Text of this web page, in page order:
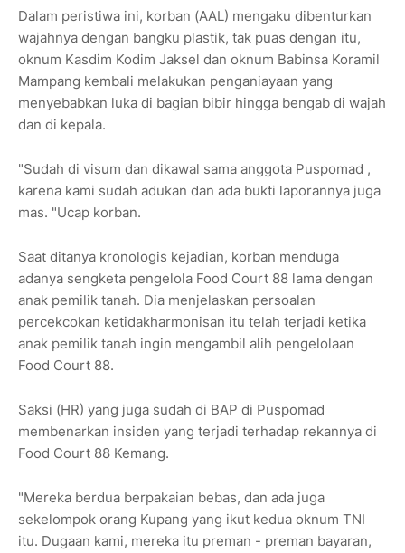
Dalam peristiwa ini, korban (AAL) mengaku dibenturkan
wajahnya dengan bangku plastik, tak puas dengan itu,
oknum Kasdim Kodim Jaksel dan oknum Babinsa Koramil
Mampang kembali melakukan penganiayaan yang
menyebabkan luka di bagian bibir hingga bengab di wajah
dan di kepala.
"Sudah di visum dan dikawal sama anggota Puspomad ,
karena kami sudah adukan dan ada bukti laporannya juga
mas. "Ucap korban.
Saat ditanya kronologis kejadian, korban menduga
adanya sengketa pengelola Food Court 88 lama dengan
anak pemilik tanah. Dia menjelaskan persoalan
percekcokan ketidakharmonisan itu telah terjadi ketika
anak pemilik tanah ingin mengambil alih pengelolaan
Food Court 88.
Saksi (HR) yang juga sudah di BAP di Puspomad
membenarkan insiden yang terjadi terhadap rekannya di
Food Court 88 Kemang.
"Mereka berdua berpakaian bebas, dan ada juga
sekelompok orang Kupang yang ikut kedua oknum TNI
itu. Dugaan kami, mereka itu preman - preman bayaran,